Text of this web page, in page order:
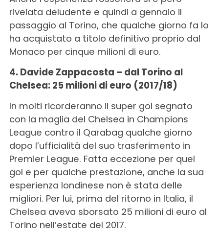
rivelata deludente e quindi a gennaio il
passaggio al Torino, che qualche giorno fa lo
ha acquistato a titolo definitivo proprio dal
Monaco per cinque milioni di euro.
4. Davide Zappacosta – dal Torino al
Chelsea: 25 milioni di euro (2017/18)
In molti ricorderanno il super gol segnato
con la maglia del Chelsea in Champions
League contro il Qarabag qualche giorno
dopo l’ufficialità del suo trasferimento in
Premier League. Fatta eccezione per quel
gol e per qualche prestazione, anche la sua
esperienza londinese non è stata delle
migliori. Per lui, prima del ritorno in Italia, il
Chelsea aveva sborsato 25 milioni di euro al
Torino nell’estate del 2017.